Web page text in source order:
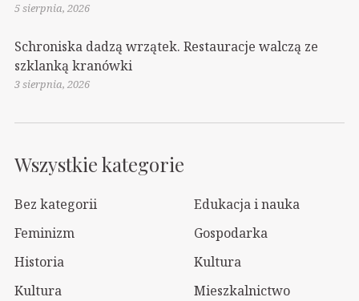
5 sierpnia, 2026
Schroniska dadzą wrzątek. Restauracje walczą ze
szklanką kranówki
3 sierpnia, 2026
Wszystkie kategorie
Bez kategorii
Edukacja i nauka
Feminizm
Gospodarka
Historia
Kultura
Kultura
Mieszkalnictwo